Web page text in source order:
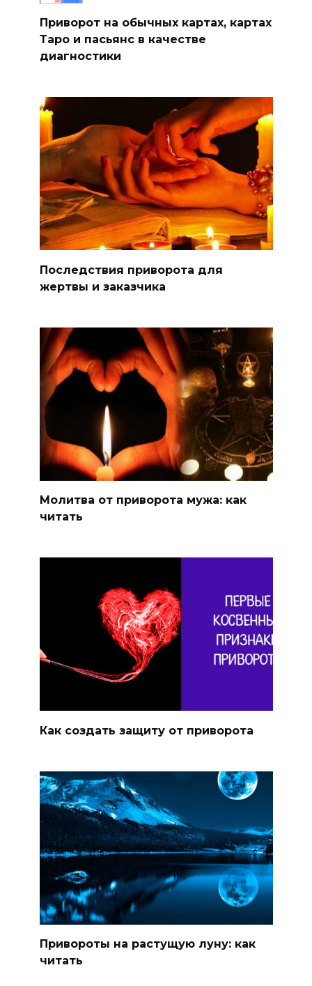
Приворот на обычных картах, картах
Таро и пасьянс в качестве
диагностики
Последствия приворота для
жертвы и заказчика
Молитва от приворота мужа: как
читать
Как создать защиту от приворота
Привороты на растущую луну: как
читать